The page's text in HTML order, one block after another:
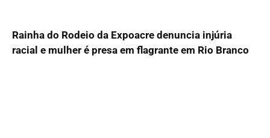
Rainha do Rodeio da Expoacre denuncia injúria
racial e mulher é presa em flagrante em Rio Branco